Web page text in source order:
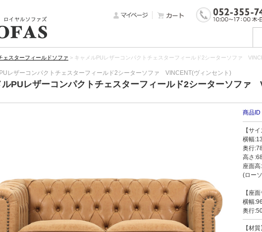
ェスターフィールドソファ > キャメルPUレザーコンパクトチェスターフィールド2シーターソファ
レザーコンパクトチェスターフィールド2シーターソファ VINCENT(ヴィンセント)
ルPUレザーコンパクトチェスターフィールド2シーターソファ
商品ID
【サイ
横幅
奥行
高さ
座面
(ロー
【座
横幅
奥行
【材質